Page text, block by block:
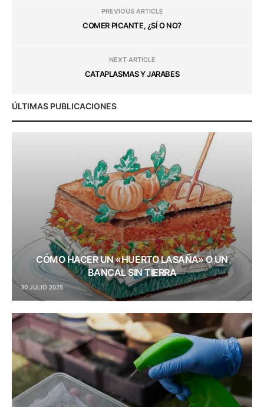
PREVIOUS ARTICLE
COMER PICANTE, ¿SÍ O NO?
NEXT ARTICLE
CATAPLASMAS Y JARABES
ÚLTIMAS PUBLICACIONES
CÓMO HACER UN «HUERTO LASAÑA» O UN
BANCAL SIN TIERRA
30 JULIO 2025